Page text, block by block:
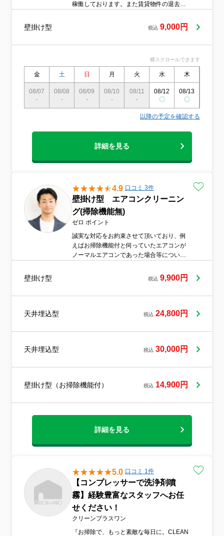
稼働しております。また賃貸物件の退去後
アリングをしてお客様の不安や、疑問点を
壁掛け型 税込 9,000円
横スクロールできます
金 土 日 月 火 水 木
08/07
-
08/08
-
08/09
-
08/10
-
08/11
-
08/12
〇
08/13
〇
以降の予定を確認する
詳細を見る
4.9 口コミ 3件
壁掛け型 エアコンクリーニン
グ(掃除機能無)
ゼロ ポイント
誠実な対応をお約束させて頂いており、例
えばお掃除機能付と伺っていたエアコンが
ノーマルエアコンであった場合等について
コンの料金にてサービスを実施させて頂き
ます。エアコン洗浄後にはサービスでヒノ
象エアコンの周辺は確実に養生を行いお部
がら作業を実施させて頂きます。万が一の
て責任をもって対応いたします。
壁掛け型 税込 9,900円
天井埋込型 税込 24,800円
天井埋込型 税込 30,000円
壁掛け型（お掃除機能付） 税込 14,900円
詳細を見る
5.0 口コミ 1件
【コンプレッサーで洗浄剤噴
霧】経験豊富なスタッフへお任
せください！
クリーンプラスワン
『お掃除で、もっと素敵な毎日に。CLEAN